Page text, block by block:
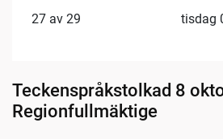
27 av 29 tisdag
Teckenspråkstolkad 8
Regionfullmäktige